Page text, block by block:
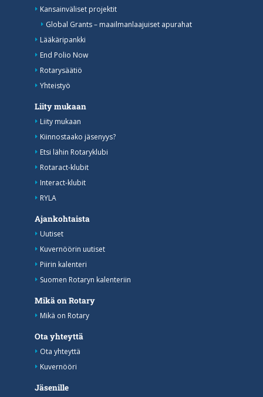
Kansainväliset projektit
Global Grants – maailmanlaajuiset apurahat
Lääkäripankki
End Polio Now
Rotarysäätiö
Yhteistyö
Liity mukaan
Liity mukaan
Kiinnostaako jäsenyys?
Etsi lähin Rotaryklubi
Rotaract-klubit
Interact-klubit
RYLA
Ajankohtaista
Uutiset
Kuvernöörin uutiset
Piirin kalenteri
Suomen Rotaryn kalenteriin
Mikä on Rotary
Mikä on Rotary
Ota yhteyttä
Ota yhteyttä
Kuvernööri
Jäsenille